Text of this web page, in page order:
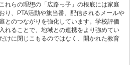
れらの理想の「広路っ子」の根底には家庭
り、PTA活動や旗当番、配信されるメールや
とのつながりを強化しています。学校評価
れることで、地域との連携をより強めてい
けに閉じこもるのではなく、開かれた教育